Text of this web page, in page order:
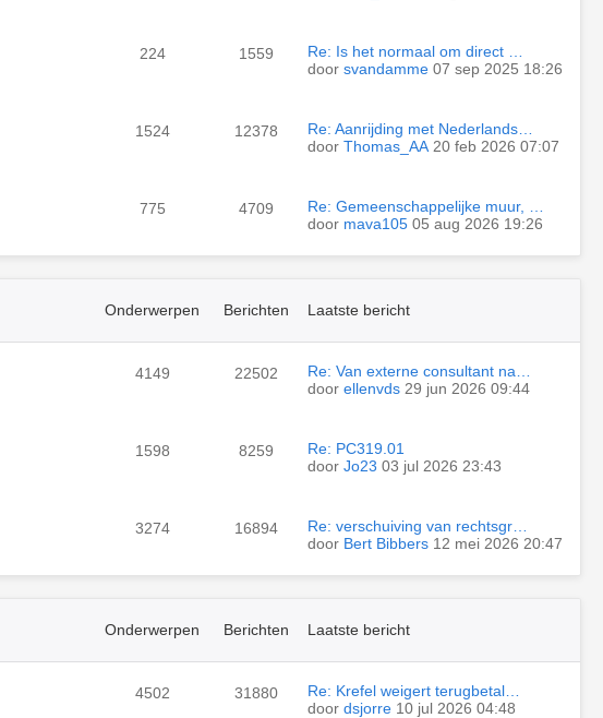
224 1559
Re: Is het normaal om direct …
door svandamme 07 sep 2025 18:26
1524 12378
Re: Aanrijding met Nederlands…
door Thomas_AA 20 feb 2026 07:07
775 4709
Re: Gemeenschappelijke muur, …
door mava105 05 aug 2026 19:26
Onderwerpen Berichten Laatste bericht
4149 22502
Re: Van externe consultant na…
door ellenvds 29 jun 2026 09:44
1598 8259
Re: PC319.01
door Jo23 03 jul 2026 23:43
3274 16894
Re: verschuiving van rechtsgr…
door Bert Bibbers 12 mei 2026 20:47
Onderwerpen Berichten Laatste bericht
4502 31880
Re: Krefel weigert terugbetal…
door dsjorre 10 jul 2026 04:48